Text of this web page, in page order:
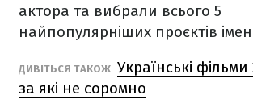
актора та вибрали всього 5
найпопулярніших проєктів
ДИВІТЬСЯ ТАКОЖ Українські
за які не соромно